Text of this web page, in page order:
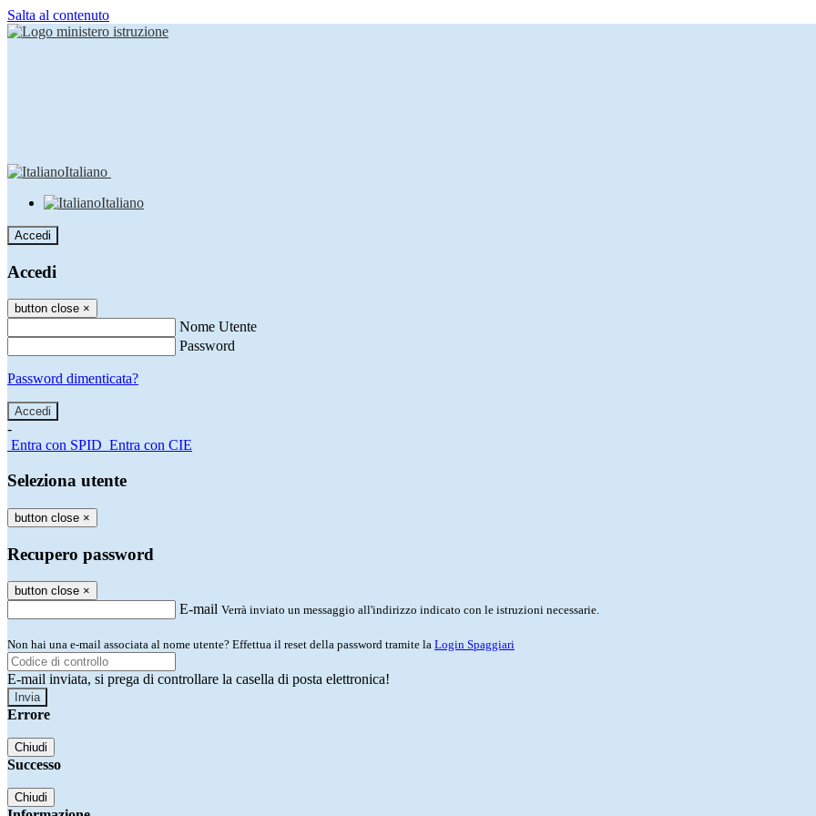
Salta al contenuto
Italiano
Italiano
Accedi
Accedi
button close ×
Nome Utente
Password
Password dimenticata?
-
Entra con SPID Entra con CIE
Seleziona utente
button close ×
Recupero password
button close ×
E-mail Verrà inviato un messaggio all'indirizzo indicato con le istruzioni necessarie.
Non hai una e-mail associata al nome utente? Effettua il reset della password tramite la Login Spaggiari
E-mail inviata, si prega di controllare la casella di posta elettronica!
Errore
Chiudi
Successo
Chiudi